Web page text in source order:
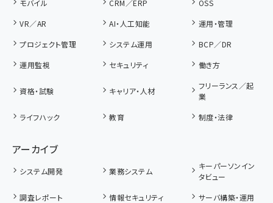
モバイル
CRM／ERP
OSS
VR／AR
AI・人工知能
運用・管理
プロジェクト管理
システム運用
BCP／DR
運用監視
セキュリティ 働き方
資格・試験 キャリア・人材
フリーランス／起
業
ライフハック
教育 制度・法律
アーカイブ
システム開発 業務システム
キーパーソンイン
タビュー
調査レポート
情報セキュリティ
サーバ構築・運用